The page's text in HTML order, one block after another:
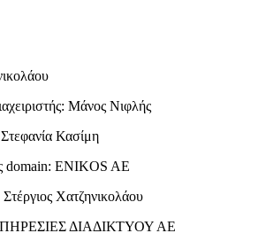
Μάνος Νιφλής
Στεφανία Κασίμη
domain: ENIKOS AE
Στέργιος Χατζηνικολάου
ΔΙΑΔΙΚΤΥΟΥ ΑΕ